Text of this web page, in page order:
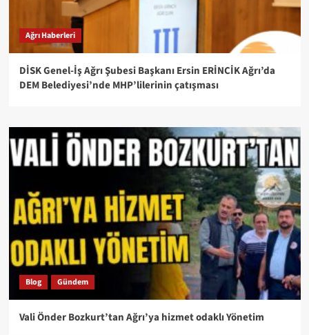
Ağrı Haberleri
DİSK Genel-İş Ağrı Şubesi Başkanı Ersin ERİNCİK Ağrı’da
DEM Belediyesi’nde MHP’lilerinin çatışması
Blog Gündem
Vali Önder Bozkurt’tan Ağrı’ya hizmet odaklı Yönetim